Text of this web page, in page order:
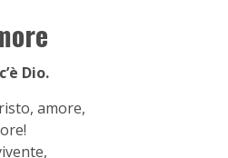
Dio.
amore,